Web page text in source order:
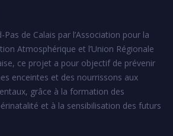
de Calais par l’Association pour la
Atmosphérique et l’Union Régionale
ce projet a pour objectif de prévenir
enceintes et des nourrissons aux
grâce à la formation des
et à la sensibilisation des futurs